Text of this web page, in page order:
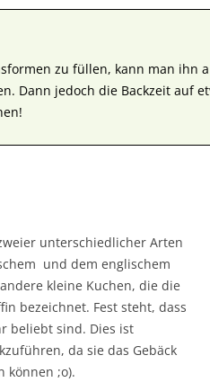
zu füllen, kann man ihn
Dann jedoch die Backzeit auf
unterschiedlicher Arten
und dem englischem
kleine Kuchen, die die
bezeichnet. Fest steht, dass
beliebt sind. Dies ist
da sie das Gebäck
können ;o).